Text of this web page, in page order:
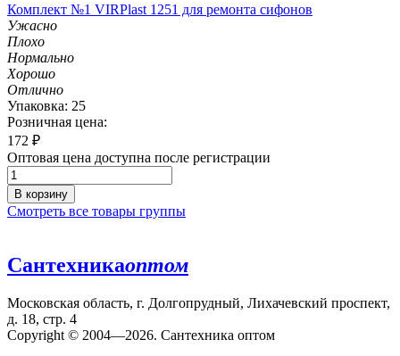
Комплект №1 VIRPlast 1251 для ремонта сифонов
Ужасно
Плохо
Нормально
Хорошо
Отлично
Упаковка: 25
Розничная цена:
172 ₽
Оптовая цена доступна после регистрации
В корзину
Смотреть все товары группы
Сантехникаоптом
Московская область, г. Долгопрудный, Лихачевский проспект,
д. 18, стр. 4
Copyright © 2004—2026. Сантехника оптом